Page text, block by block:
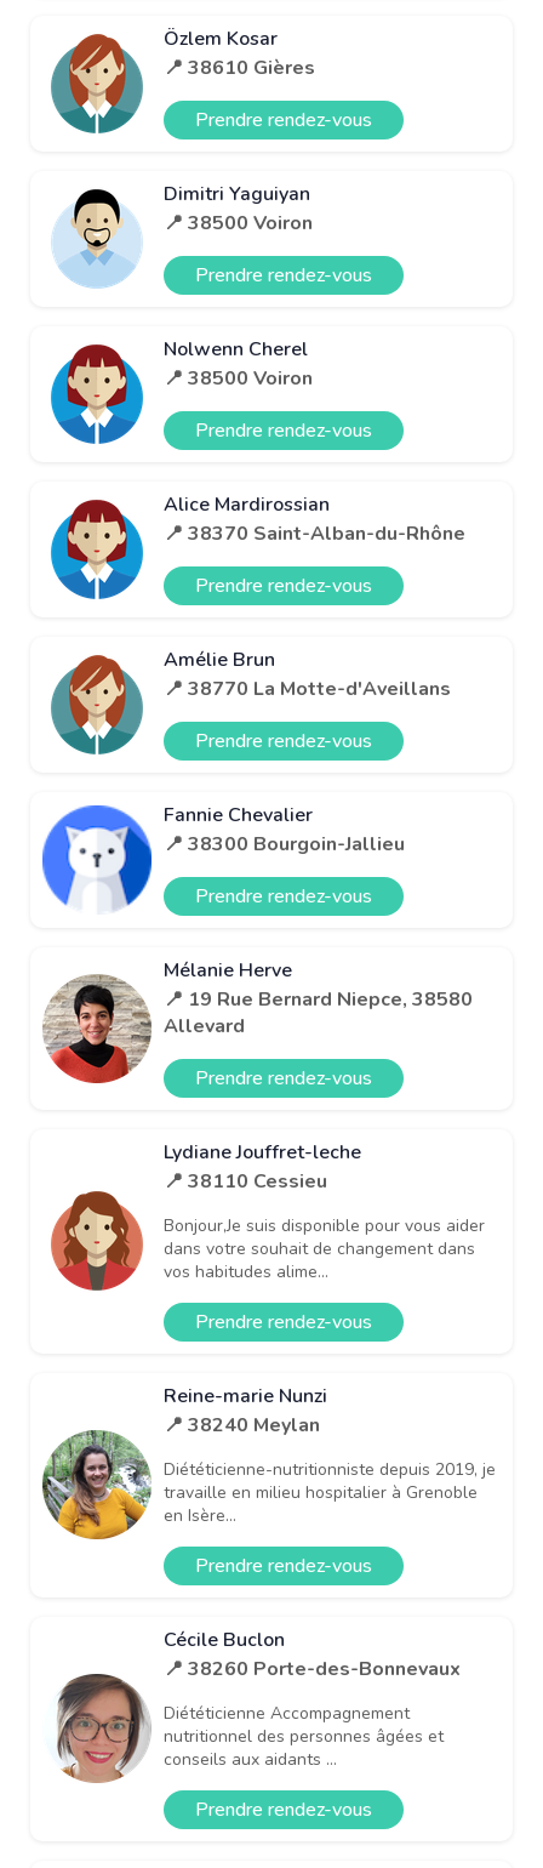
Özlem Kosar
📍 38610 Gières
Prendre rendez-vous
Dimitri Yaguiyan
📍 38500 Voiron
Prendre rendez-vous
Nolwenn Cherel
📍 38500 Voiron
Prendre rendez-vous
Alice Mardirossian
📍 38370 Saint-Alban-du-Rhône
Prendre rendez-vous
Amélie Brun
📍 38770 La Motte-d'Aveillans
Prendre rendez-vous
Fannie Chevalier
📍 38300 Bourgoin-Jallieu
Prendre rendez-vous
Mélanie Herve
📍 19 Rue Bernard Niepce, 38580
Allevard
Prendre rendez-vous
Lydiane Jouffret-leche
📍 38110 Cessieu
Bonjour,Je suis disponible pour vous aider
dans votre souhait de changement dans
vos habitudes alime...
Prendre rendez-vous
Reine-marie Nunzi
📍 38240 Meylan
Diététicienne-nutritionniste depuis 2019, je
travaille en milieu hospitalier à Grenoble
en Isère...
Prendre rendez-vous
Cécile Buclon
📍 38260 Porte-des-Bonnevaux
Diététicienne Accompagnement
nutritionnel des personnes âgées et
conseils aux aidants ...
Prendre rendez-vous